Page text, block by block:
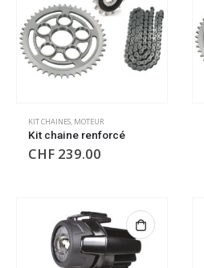
KIT CHAINES, MOTEUR
Kit chaine renforcé
CHF 239.00